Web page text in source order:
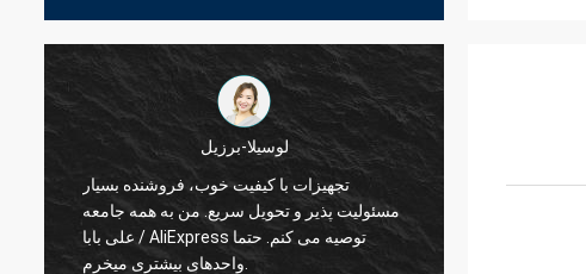
لوسیلا-برزیل
تجهیزات با کیفیت خوب، فروشنده بسیار
مسئولیت پذیر و تحویل سریع. من به همه جامعه
علی بابا / AliExpress توصیه می کنم. حتما
واحدهای بیشتری میخرم.